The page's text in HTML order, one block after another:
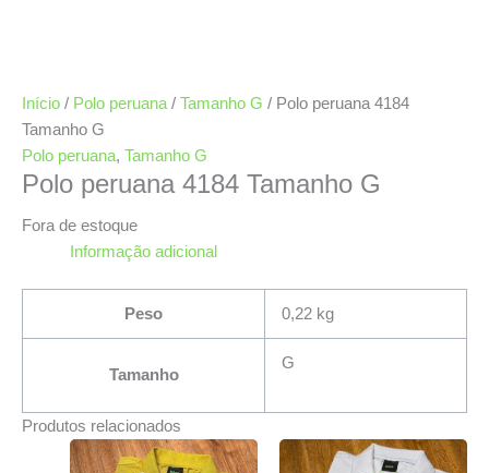
Início / Polo peruana / Tamanho G / Polo peruana 4184
Tamanho G
Polo peruana, Tamanho G
Polo peruana 4184 Tamanho G
Fora de estoque
Informação adicional
Peso 0,22 kg
Tamanho
G
Produtos relacionados